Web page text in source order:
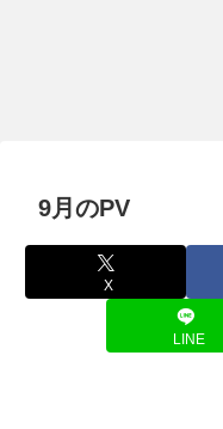
9月のPV
X
LINE